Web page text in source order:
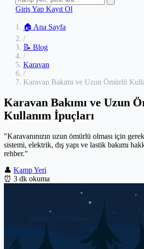
Giriş Yap Kayıt Ol
🏠 Ana Sayfa
/
📝 Blog
/
Karavan
/
Karavan Bakımı ve Uzun Ömürlü
Karavan Bakımı ve Uzun
Kullanım İpuçları
"Karavanınızın uzun ömürlü olması için
sistemi, elektrik, dış yapı ve lastik bakımı
rehber."
👤 Kamp Yeri
⏰ 3 dk okuma